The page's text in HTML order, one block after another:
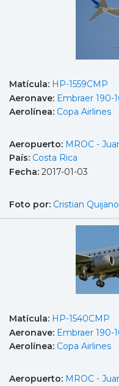
Matícula: HP-1559CMP
Aeronave: Embraer 190-
Aerolínea: Copa Airlines
Aeropuerto: MROC -
País: Costa Rica
Fecha: 2017-01-03
Foto por: Cristian Quijano
Matícula: HP-1540CMP
Aeronave: Embraer 190-
Aerolínea: Copa Airlines
Aeropuerto: MROC -